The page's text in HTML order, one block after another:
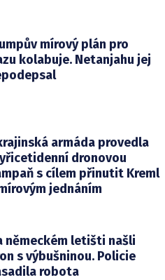
mírový plán pro
kolabuje. Netanjahu jej
armáda provedla
dronovou
s cílem přinutit Kreml
jednáním
německém letišti našli
s výbušninou. Policie
robota